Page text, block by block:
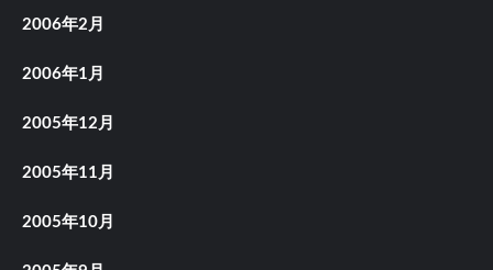
2006年2月
2006年1月
2005年12月
2005年11月
2005年10月